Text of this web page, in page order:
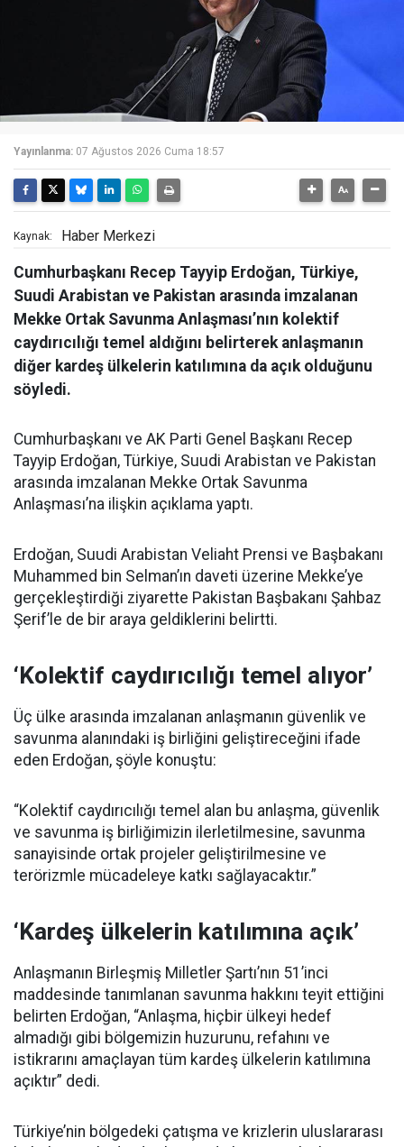
Yayınlanma: 07 Ağustos 2026 Cuma 18:57
Kaynak: Haber Merkezi
Cumhurbaşkanı Recep Tayyip Erdoğan, Türkiye,
Suudi Arabistan ve Pakistan arasında imzalanan
Mekke Ortak Savunma Anlaşması’nın kolektif
caydırıcılığı temel aldığını belirterek anlaşmanın
diğer kardeş ülkelerin katılımına da açık olduğunu
söyledi.
Cumhurbaşkanı ve AK Parti Genel Başkanı Recep
Tayyip Erdoğan, Türkiye, Suudi Arabistan ve Pakistan
arasında imzalanan Mekke Ortak Savunma
Anlaşması’na ilişkin açıklama yaptı.
Erdoğan, Suudi Arabistan Veliaht Prensi ve Başbakanı
Muhammed bin Selman’ın daveti üzerine Mekke’ye
gerçekleştirdiği ziyarette Pakistan Başbakanı Şahbaz
Şerif’le de bir araya geldiklerini belirtti.
‘Kolektif caydırıcılığı temel alıyor’
Üç ülke arasında imzalanan anlaşmanın güvenlik ve
savunma alanındaki iş birliğini geliştireceğini ifade
eden Erdoğan, şöyle konuştu:
“Kolektif caydırıcılığı temel alan bu anlaşma, güvenlik
ve savunma iş birliğimizin ilerletilmesine, savunma
sanayisinde ortak projeler geliştirilmesine ve
terörizmle mücadeleye katkı sağlayacaktır.”
‘Kardeş ülkelerin katılımına açık’
Anlaşmanın Birleşmiş Milletler Şartı’nın 51’inci
maddesinde tanımlanan savunma hakkını teyit ettiğini
belirten Erdoğan, “Anlaşma, hiçbir ülkeyi hedef
almadığı gibi bölgemizin huzurunu, refahını ve
istikrarını amaçlayan tüm kardeş ülkelerin katılımına
açıktır” dedi.
Türkiye’nin bölgedeki çatışma ve krizlerin uluslararası